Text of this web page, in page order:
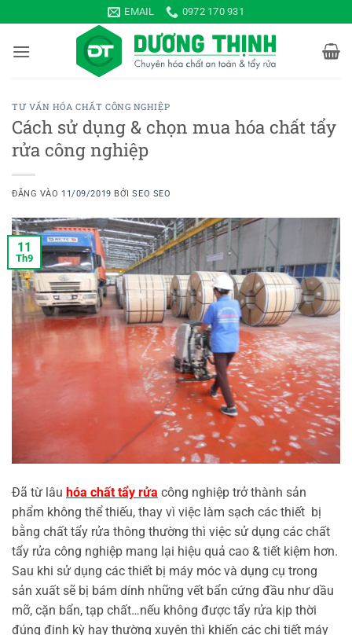
qua
nội
EMAIL 0972 170 931
TƯ VẤN HÓA CHẤT CÔNG NGHIỆP
Cách sử dụng & chọn mua hóa chất tẩy
rửa công nghiệp
ĐĂNG VÀO 11/09/2019 BỞISEO SEO
11
Th9
Đã từ lâu hóa chất tẩy rửa công nghiệp trở thành sản
phẩm không thể thiếu, thay vì việc làm sạch các thiết bị
bằng chất tẩy rửa thông thường thì việc sử dụng các chất
tẩy rửa công nghiệp mang lại hiệu quả cao & tiết kiệm hơn.
Sau khi sử dụng các thiết bị máy móc và dụng cụ trong
sản xuất sẽ bị bám dính những vết bẩn cứng đầu như dầu
mỡ, cặn bẩn, tạp chất…nếu không được tẩy rửa kịp thời
đúng đinh kỳ hay thường xuyên thì khiến các chi tiết máy